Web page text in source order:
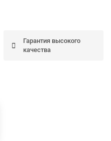
Гарантия высокого
качества
05 85